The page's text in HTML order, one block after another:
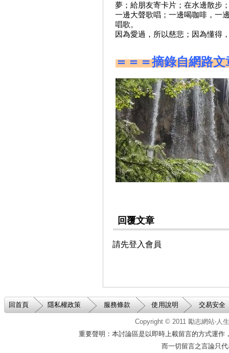
夢；給朋友寄卡片；在水邊散步
一邊大聲歌唱；一邊喝咖啡，一
唱歌。
因為愛過，所以慈悲；因為懂得
＝＝＝摘錄自網路
回覆文章
請先登入會員
回首頁 隱私權政策 服務條款 使用說明 交易安全
Copyright © 2011勵志網站‧
重要聲明：本討論區是以即時上載留言的方式運
而一切留言之言論只